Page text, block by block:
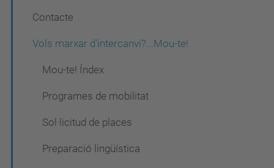
Contacte
Vols marxar d'intercanvi?...Mou-te!
Mou-te! Índex
Programes de mobilitat
Sol·licitud de places
Preparació lingüística